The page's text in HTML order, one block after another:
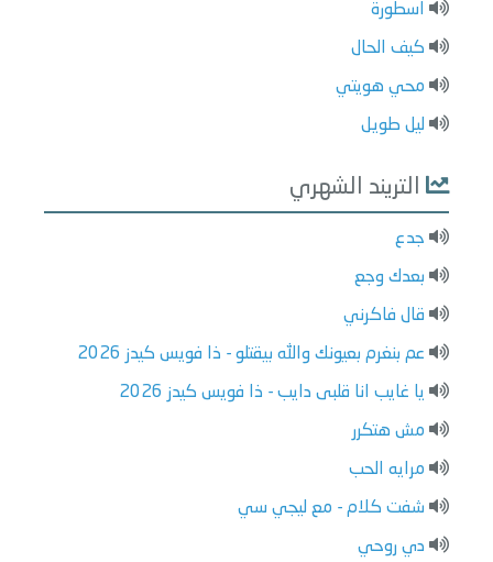
اسطورة
كيف الحال
محي هويتي
ليل طويل
التريند الشهري
جدع
بعدك وجع
قال فاكرني
عم بنغرم بعيونك والله بيقتلو - ذا فويس كيدز 2026
يا غايب انا قلبى دايب - ذا فويس كيدز 2026
مش هتكرر
مرايه الحب
شفت كلام - مع ليجي سي
دي روحي